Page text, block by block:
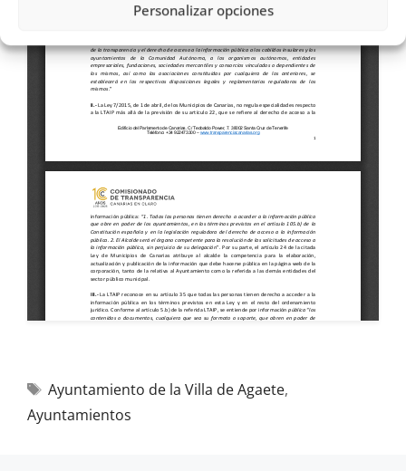
Personalizar opciones
Ayuntamiento de la Villa de Agaete,
Ayuntamientos